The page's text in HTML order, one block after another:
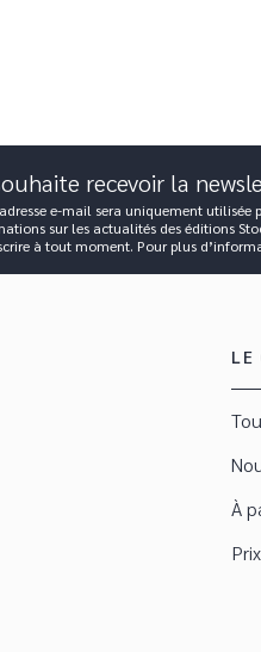
recevoir la
e-mail sera uniquement utilisée
sur les actualités des éditions
à tout moment. Pour plus
LE
À